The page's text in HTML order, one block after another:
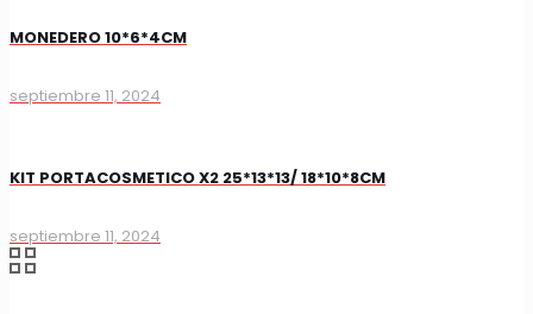
MONEDERO 10*6*4CM
septiembre 11, 2024
KIT PORTACOSMETICO X2 25*13*13/ 18*10*8CM
septiembre 11, 2024